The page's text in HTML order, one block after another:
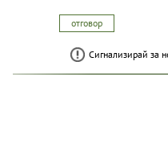
отговор
Сигнализирай за